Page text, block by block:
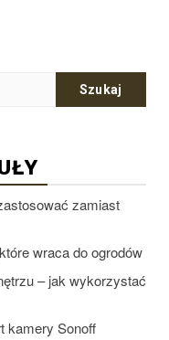
zamiast
wraca do ogrodów
– jak wykorzystać
kamery Sonoff